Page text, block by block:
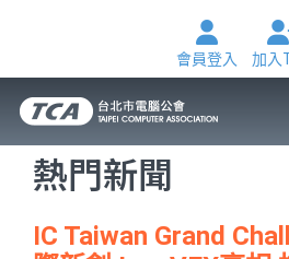
會員登入 加入
熱門新聞
IC Taiwan Grand